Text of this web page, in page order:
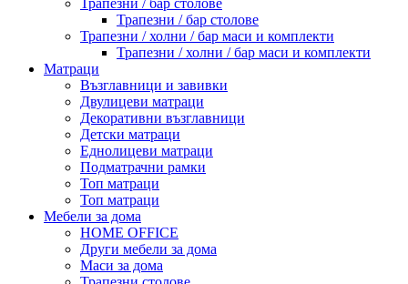
Трапезни / бар столове
Трапезни / бар столове
Трапезни / холни / бар маси и комплекти
Трапезни / холни / бар маси и комплекти
Матраци
Възглавници и завивки
Двулицеви матраци
Декоративни възглавници
Детски матраци
Еднолицеви матраци
Подматрачни рамки
Топ матраци
Топ матраци
Мебели за дома
HOME OFFICE
Други мебели за дома
Маси за дома